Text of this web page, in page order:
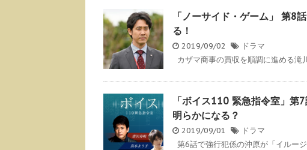
「ノーサイド・ゲーム」 第8
る！
2019/09/02
ドラマ
カザマ商事の買収を順調に進める滝
「ボイス110 緊急指令室」第
明らかになる？
2019/09/01
ドラマ
第6話で強行犯係の沖原が「イルー